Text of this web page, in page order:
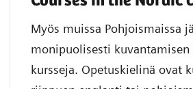
Myös muissa Pohjoismaissa
monipuolisesti
kursseja. Opetuskielinä ovat